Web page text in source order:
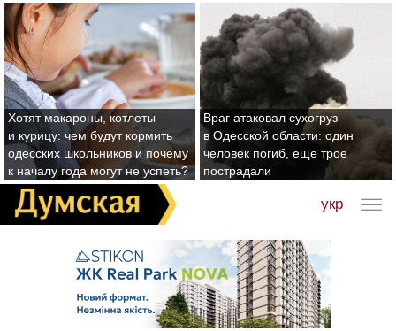
Хотят макароны, котлеты
и курицу: чем будут кормить
одесских школьников и почему
к началу года могут не успеть?
Враг атаковал сухогруз
в Одесской области: один
человек погиб, еще трое
пострадали
укр